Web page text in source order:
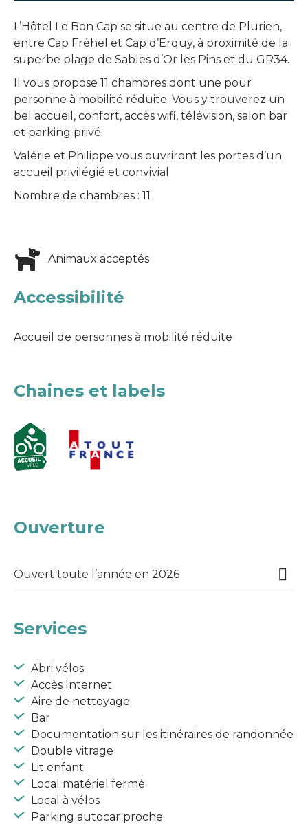
L’Hôtel Le Bon Cap se situe au centre de Plurien,
entre Cap Fréhel et Cap d’Erquy, à proximité de la
superbe plage de Sables d’Or les Pins et du GR34.
Il vous propose 11 chambres dont une pour
personne à mobilité réduite. Vous y trouverez un
bel accueil, confort, accès wifi, télévision, salon bar
et parking privé.
Valérie et Philippe vous ouvriront les portes d’un
accueil privilégié et convivial.
Nombre de chambres : 11
Animaux acceptés
Accessibilité
Accueil de personnes à mobilité réduite
Chaines et labels
Ouverture
Ouvert toute l’année en 2026
Services
Abri vélos
Accès Internet
Aire de nettoyage
Bar
Documentation sur les itinéraires de randonnée
Double vitrage
Lit enfant
Local matériel fermé
Local à vélos
Parking autocar proche